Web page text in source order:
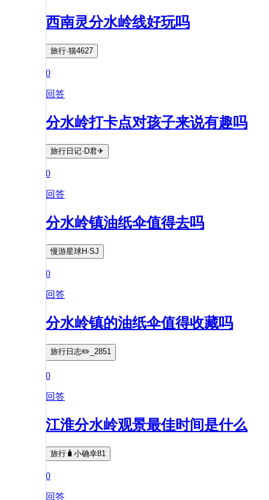
西南灵分水岭线好玩吗
旅行·猫4627
0
回答
分水岭打卡点对孩子来说有趣吗
旅行日记·D君✈
0
回答
分水岭镇油纸伞值得去吗
慢游星球H·SJ
0
回答
分水岭镇的油纸伞值得收藏吗
旅行日志✏️_2851
0
回答
江淮分水岭观景最佳时间是什么
旅行🧳小确幸81
0
回答